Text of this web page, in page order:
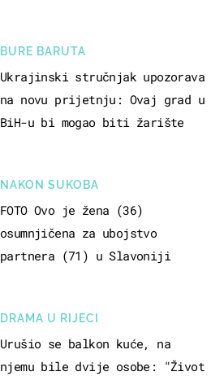
BURE BARUTA
Ukrajinski stručnjak upozorava
na novu prijetnju: Ovaj grad u
BiH-u bi mogao biti žarište
NAKON SUKOBA
FOTO Ovo je žena (36)
osumnjičena za ubojstvo
partnera (71) u Slavoniji
DRAMA U RIJECI
Urušio se balkon kuće, na
njemu bile dvije osobe: "Život